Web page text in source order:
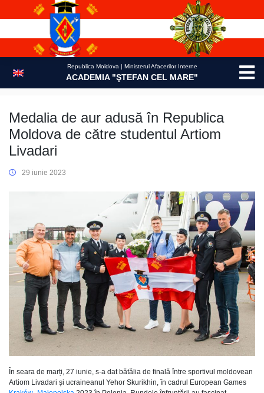
Republica Moldova | Ministerul Afacerilor Interne
ACADEMIA "ŞTEFAN CEL MARE"
Medalia de aur adusă în Republica
Moldova de către studentul Artiom
Livadari
29 iunie 2023
În seara de marți, 27 iunie, s-a dat bătălia de finală între sportivul moldovean
Artiom Livadari și ucraineanul Yehor Skurikhin, în cadrul European Games